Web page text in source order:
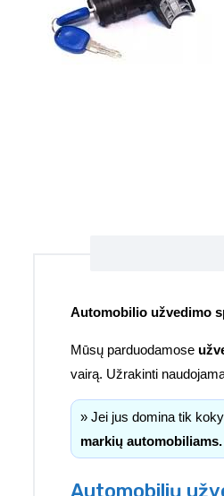
Automobilio užvedimo
Mūsų parduodamose
vairą. Užrakinti
» Jei jus domina tik
markių automobiliams.
Automobilių